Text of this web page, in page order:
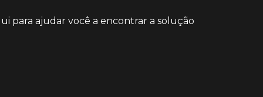
para ajudar você a encontrar a solução